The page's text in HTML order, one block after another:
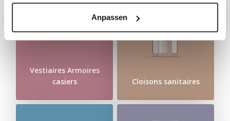
Anpassen
Vestiaires Armoires
casiers
Cloisons sanitaires